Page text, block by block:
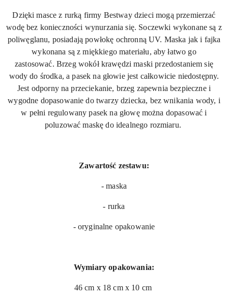
Dzięki masce z rurką firmy Bestway dzieci mogą przemierzać
wodę bez konieczności wynurzania się. Soczewki wykonane są z
poliwęglanu, posiadają powłokę ochronną UV. Maska jak i fajka
wykonana są z miękkiego materiału, aby łatwo go
zastosować. Brzeg wokół krawędzi maski przedostaniem się
wody do środka, a pasek na głowie jest całkowicie niedostępny.
Jest odporny na przeciekanie, brzeg zapewnia bezpieczne i
wygodne dopasowanie do twarzy dziecka, bez wnikania wody, i
w pełni regulowany pasek na głowę można dopasować i
poluzować maskę do idealnego rozmiaru.
Zawartość zestawu:
- maska
- rurka
- oryginalne opakowanie
Wymiary opakowania:
46 cm x 18 cm x 10 cm